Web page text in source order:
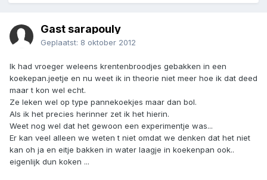
Gast sarapouly
Geplaatst: 8 oktober 2012
Ik had vroeger weleens krentenbroodjes gebakken in een
koekepan.jeetje en nu weet ik in theorie niet meer hoe ik dat deed
maar t kon wel echt.
Ze leken wel op type pannekoekjes maar dan bol.
Als ik het precies herinner zet ik het hierin.
Weet nog wel dat het gewoon een experimentje was...
Er kan veel alleen we weten t niet omdat we denken dat het niet
kan oh ja en eitje bakken in water laagje in koekenpan ook..
eigenlijk dun koken ...